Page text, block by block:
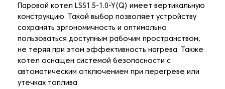
Паровой котел LSS1.5-1.0-Y(Q) имеет вертикальную
конструкцию. Такой выбор позволяет устройству
сохранять эргономичность и оптимально
пользоваться доступным рабочим пространством,
не теряя при этом эффективность нагрева. Также
котел оснащен системой безопасности с
автоматическим отключением при перегреве или
утечках топлива.